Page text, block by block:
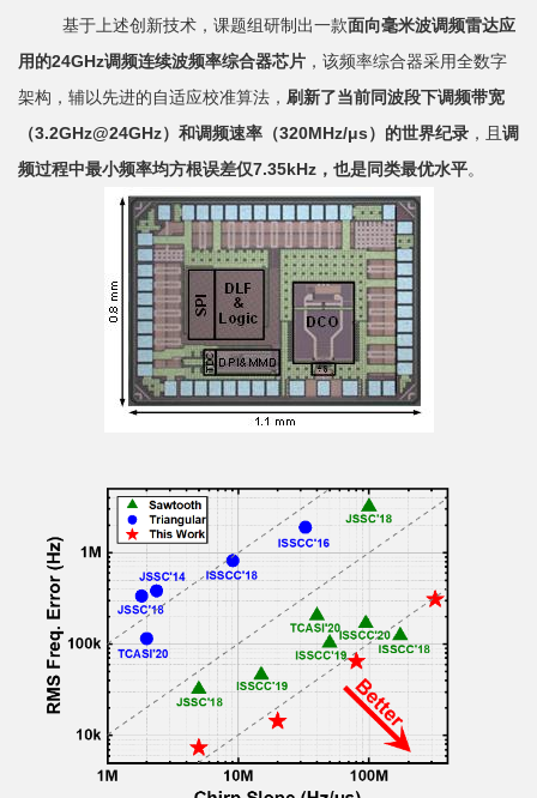
基于上述创新技术，课题组研制出一款面向毫米波调频雷达应
用的24GHz调频连续波频率综合器芯片 ，该频率综合器采用全数字
架构，辅以先进的自适应校准算法， 刷新了当前同波段下调频带宽
（3.2GHz@24GHz）和调频速率（320MHz/μs）的世界纪录 ，且调
频过程中最小频率均方根误差仅7.35kHz ，也是同类最优水平。